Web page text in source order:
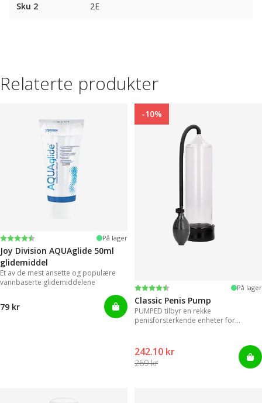
Sku 2 2E
Relaterte produkter
Karakter:
4.2 av 5 mulige På lager
Joy Division AQUAglide 50ml
glidemiddel
Et av de mest ansette og populære
vannbaserte glidemiddelene
79 kr
-10%
Karakter:
4.3 av 5 mulige På lager
Classic Penis Pump
PUMPED tilbyr en rekke
penisforsterkende enheter for
242.10 kr
269 kr